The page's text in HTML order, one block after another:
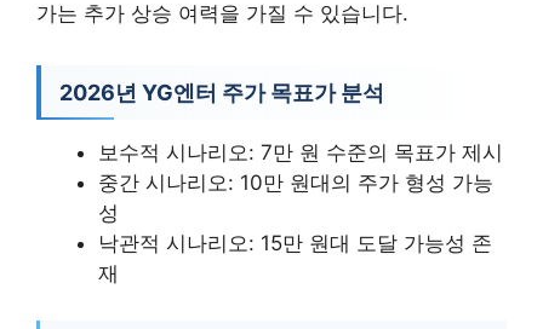
가는 추가 상승 여력을 가질 수 있습니다.
2026년 YG엔터 주가 목표가 분석
보수적 시나리오: 7만 원 수준의 목표가 제시
중간 시나리오: 10만 원대의 주가 형성 가능
성
낙관적 시나리오: 15만 원대 도달 가능성 존
재